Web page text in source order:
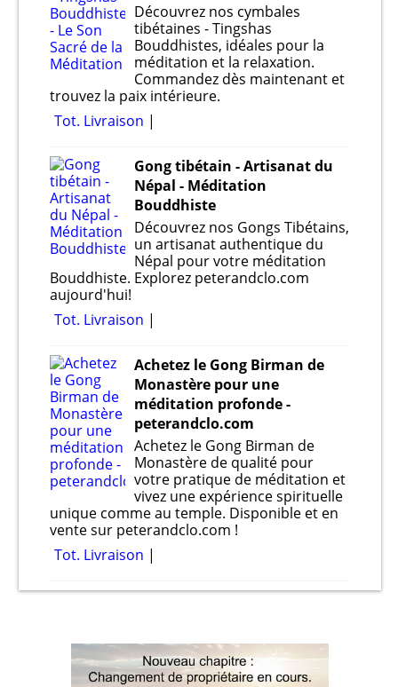
Découvrez nos cymbales
tibétaines - Tingshas
Bouddhistes, idéales pour la
méditation et la relaxation.
Commandez dès maintenant et
trouvez la paix intérieure.
Tot. Livraison
Gong tibétain - Artisanat du
Népal - Méditation
Bouddhiste
Découvrez nos Gongs Tibétains,
un artisanat authentique du
Népal pour votre méditation
Bouddhiste. Explorez peterandclo.com
aujourd'hui!
Tot. Livraison
Achetez le Gong Birman de
Monastère pour une
méditation profonde -
peterandclo.com
Achetez le Gong Birman de
Monastère de qualité pour
votre pratique de méditation et
vivez une expérience spirituelle
unique comme au temple. Disponible et en
vente sur peterandclo.com !
Tot. Livraison